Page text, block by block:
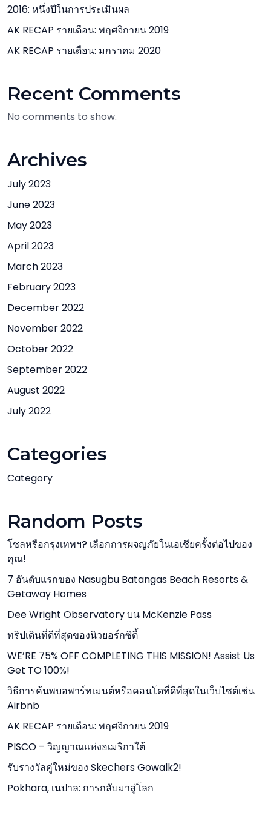
2016: หนึ่งปีในการประเมินผล
AK RECAP รายเดือน: พฤศจิกายน 2019
AK RECAP รายเดือน: มกราคม 2020
Recent Comments
No comments to show.
Archives
July 2023
June 2023
May 2023
April 2023
March 2023
February 2023
December 2022
November 2022
October 2022
September 2022
August 2022
July 2022
Categories
Category
Random Posts
โซลหรือกรุงเทพฯ? เลือกการผจญภัยในเอเชียครั้งต่อไปของ
คุณ!
7 อันดับแรกของ Nasugbu Batangas Beach Resorts &
Getaway Homes
Dee Wright Observatory บน McKenzie Pass
ทริปเดินที่ดีที่สุดของนิวยอร์กซิตี้
WE’RE 75% OFF COMPLETING THIS MISSION! Assist Us
Get TO 100%!
วิธีการค้นพบอพาร์ทเมนต์หรือคอนโดที่ดีที่สุดในเว็บไซต์เช่น
Airbnb
AK RECAP รายเดือน: พฤศจิกายน 2019
PISCO – วิญญาณแห่งอเมริกาใต้
รับรางวัลคู่ใหม่ของ Skechers Gowalk2!
Pokhara, เนปาล: การกลับมาสู่โลก